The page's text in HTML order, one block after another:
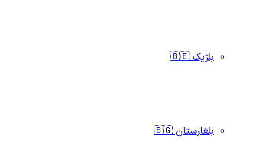
بلژیک 🇧🇪
بلغارستان 🇧🇬